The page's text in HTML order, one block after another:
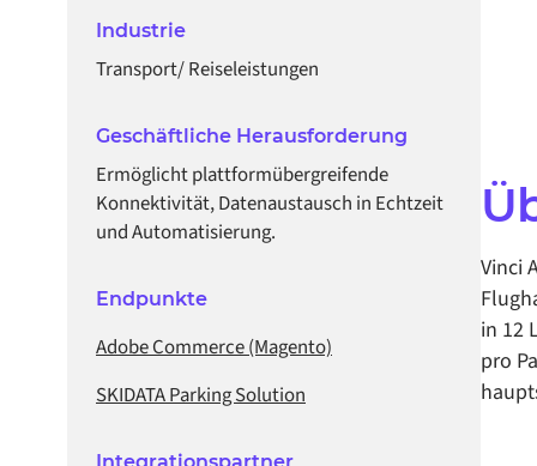
Industrie
Transport/ Reiseleistungen
Geschäftliche Herausforderung
Ermöglicht plattformübergreifende
Konnektivität, Datenaustausch in Echtzeit
und Automatisierung.
Endpunkte
Adobe Commerce (Magento)
SKIDATA Parking Solution
Vinci
in 12
pro